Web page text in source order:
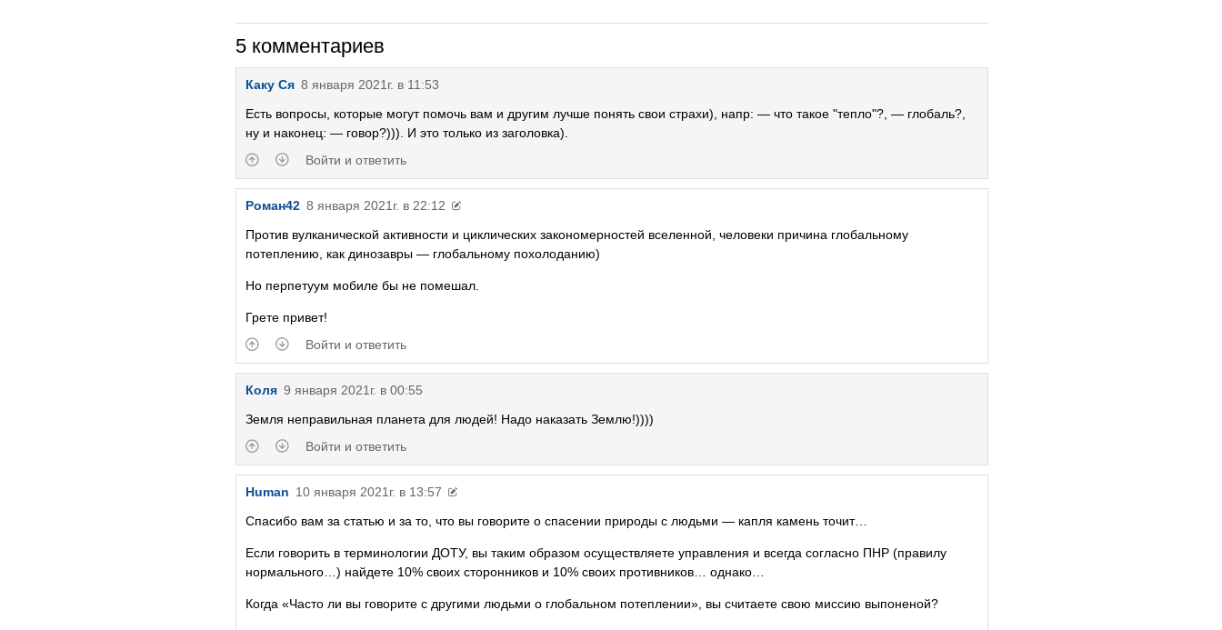
5 комментариев
Каку Ся 8 января 2021г. в 11:53
Есть вопросы, которые могут помочь вам и другим лучше понять свои страхи), напр: — что такое "тепло"?, — глобаль?,
ну и наконец: — говор?))). И это только из заголовка).
Войти и ответить
Роман42 8 января 2021г. в 22:12
Против вулканической активности и циклических закономерностей вселенной, человеки причина глобальному
потеплению, как динозавры — глобальному похолоданию)
Но перпетуум мобиле бы не помешал.
Грете привет!
Войти и ответить
Коля 9 января 2021г. в 00:55
Земля неправильная планета для людей! Надо наказать Землю!))))
Войти и ответить
Human 10 января 2021г. в 13:57
Спасибо вам за статью и за то, что вы говорите о спасении природы с людьми — капля камень точит…
Если говорить в терминологии ДОТУ, вы таким образом осуществляете управления и всегда согласно ПНР (правилу
нормального…) найдете 10% своих сторонников и 10% своих противников… однако…
Когда «Часто ли вы говорите с другими людьми о глобальном потеплении», вы считаете свою миссию выпоненой?